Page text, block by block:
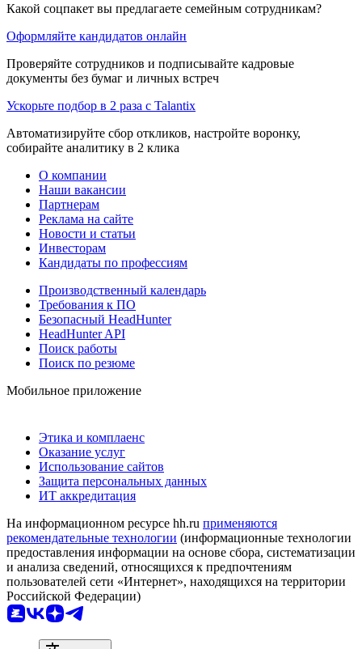
Какой соцпакет вы предлагаете семейным сотрудникам?
Оформляйте кандидатов онлайн
Проверяйте сотрудников и подписывайте кадровые
документы без бумаг и личных встреч
Ускорьте подбор в 2 раза с Talantix
Автоматизируйте сбор откликов, настройте воронку,
собирайте аналитику в 2 клика
О компании
Наши вакансии
Партнерам
Реклама на сайте
Новости и статьи
Инвесторам
Кандидаты по профессиям
Производственный календарь
Требования к ПО
Безопасный HeadHunter
HeadHunter API
Поиск работы
Поиск по резюме
Мобильное приложение
Этика и комплаенс
Оказание услуг
Использование сайтов
Защита персональных данных
ИТ аккредитация
На информационном ресурсе hh.ru применяются
рекомендательные технологии (информационные технологии
предоставления информации на основе сбора, систематизации
и анализа сведений, относящихся к предпочтениям
пользователей сети «Интернет», находящихся на территории
Российской Федерации)